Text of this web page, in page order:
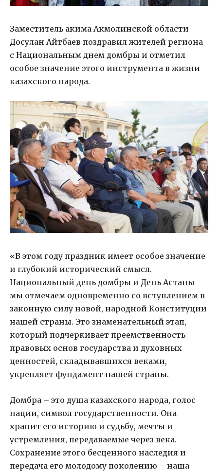
Заместитель акима Акмолинской области
Досулан Айтбаев поздравил жителей региона
с Национальным днем домбры и отметил
особое значение этого инструмента в жизни
казахского народа.
«В этом году праздник имеет особое значение
и глубокий исторический смысл.
Национальный день домбры и День Астаны
мы отмечаем одновременно со вступлением в
законную силу новой, народной Конституции
нашей страны. Это знаменательный этап,
который подчеркивает преемственность
правовых основ государства и духовных
ценностей, складывавшихся веками,
укрепляет фундамент нашей страны.
Домбра – это душа казахского народа, голос
нации, символ государственности. Она
хранит его историю и судьбу, мечты и
устремления, передаваемые через века.
Сохранение этого бесценного наследия и
передача его молодому поколению – наша